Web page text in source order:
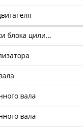
блока цили…
вала
вала